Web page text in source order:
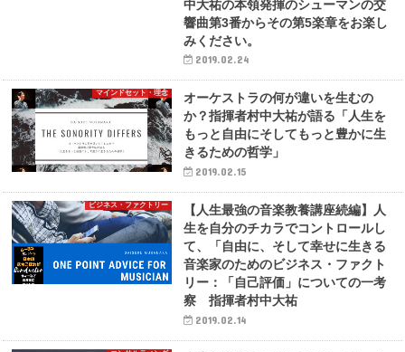
中大祐の本領発揮のシューマンの交
響曲第3番からその第5楽章をお楽し
みください。
2019.02.24
マインドセット・理念
オーケストラの何が違いを生むの
か？指揮者村中大祐が語る「人生を
もっと自由にそしてもっと豊かに生
きるための哲学」
2019.02.15
ビジネス・ファクトリー
【人生最強の音楽教養講座続編】人
生を自分のチカラでコントロールし
て、「自由に、そして幸せに生きる
音楽家のためのビジネス・ファクト
リー：「自己評価」についての一考
察 指揮者村中大祐
2019.02.14